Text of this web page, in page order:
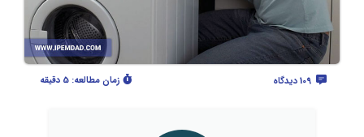
زمان مطالعه: 5 دقیقه